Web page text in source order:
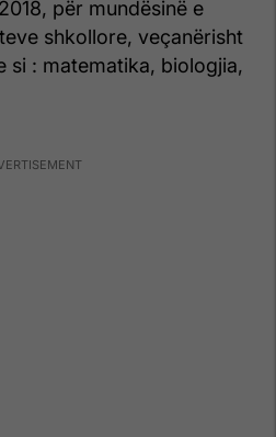
për mundësinë e
shkollore, veçanërisht
si : matematika, biologjia,